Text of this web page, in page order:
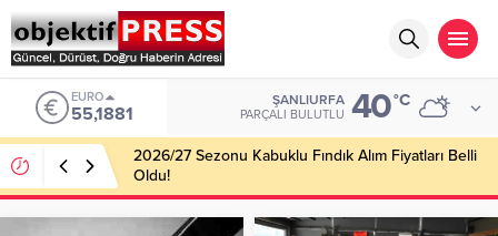
EURO
55,1881
ŞANLIURFA
PARÇALI BULUTLU 40°C
2026/27 Sezonu Kabuklu Fındık Alım Fiyatları Belli
Oldu!